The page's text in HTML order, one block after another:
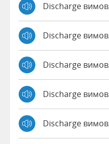
Discharge
Discharge
Discharge
Discharge
Discharge